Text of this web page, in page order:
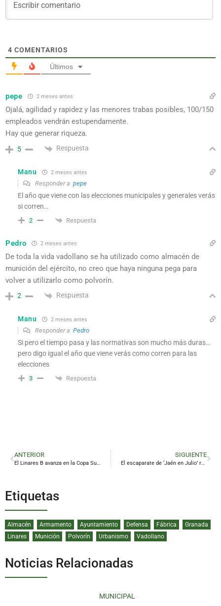
4 COMENTARIOS
Últimos
pepe 2 meses antes
Ojalá, agilidad y rapidez y las menores trabas posibles, 100/150
empleados vendrán estupendamente.
Hay que generar riqueza.
5 Respuesta
Manu 2 meses antes
Responder a pepe
El año que viene con las elecciones municipales y generales verás
si corren…
2 Respuesta
Pedro 2 meses antes
De toda la vida vadollano se ha utilizado como almacén de
munición del ejército, no creo que haya ninguna pega para
volver a utilizarlo como polvorín.
2 Respuesta
Manu 2 meses antes
Responder a Pedro
Si pero el tiempo pasa y las normativas son mucho más duras…
pero digo igual el año que viene verás como corren para las
elecciones
3 Respuesta
ANTERIOR
El Linares B avanza en la Copa Subdelegado
SIGUIENTE
El escaparate de ‘Jaén en Julio’ reivindica en Madrid la singularidad creativa del turismo de interior
Etiquetas
Almacén Armamento Ayuntamiento Defensa Fábrica
Granada
Linares
Munición Polvorín Urbanismo Vadollano
Noticias Relacionadas
MUNICIPAL